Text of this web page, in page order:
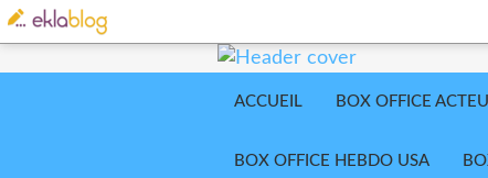
ACCUEIL BOX OFFICE
BOX OFFICE HEBDO USA